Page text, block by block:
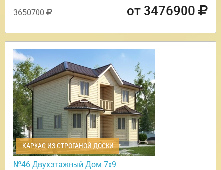
3650700 от 3476900
КАРКАС ИЗ СТРОГАНОЙ ДОСКИ
№46 Двухэтажный Дом 7х9